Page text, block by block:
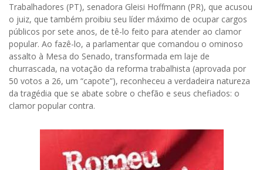
Trabalhadores (PT), senadora Gleisi Hoffmann (PR), que acusou
o juiz, que também proibiu seu líder máximo de ocupar cargos
públicos por sete anos, de tê-lo feito para atender ao clamor
popular. Ao fazê-lo, a parlamentar que comandou o ominoso
assalto à Mesa do Senado, transformada em laje de
churrascada, na votação da reforma trabalhista (aprovada por
50 votos a 26, um “capote”), reconheceu a verdadeira natureza
da tragédia que se abate sobre o chefão e seus chefiados: o
clamor popular contra.